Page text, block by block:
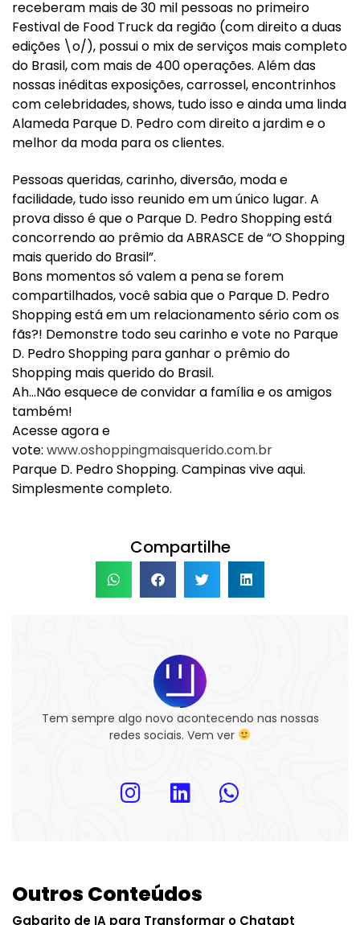
receberam mais de 30 mil pessoas no primeiro
Festival de Food Truck da região (com direito a duas
edições \o/), possui o mix de serviços mais completo
do Brasil, com mais de 400 operações. Além das
nossas inéditas exposições, carrossel, encontrinhos
com celebridades, shows, tudo isso e ainda uma linda
Alameda Parque D. Pedro com direito a jardim e o
melhor da moda para os clientes.
Pessoas queridas, carinho, diversão, moda e
facilidade, tudo isso reunido em um único lugar. A
prova disso é que o Parque D. Pedro Shopping está
concorrendo ao prêmio da ABRASCE de “O Shopping
mais querido do Brasil”.
Bons momentos só valem a pena se forem
compartilhados, você sabia que o Parque D. Pedro
Shopping está em um relacionamento sério com os
fãs?! Demonstre todo seu carinho e vote no Parque
D. Pedro Shopping para ganhar o prêmio do
Shopping mais querido do Brasil.
Ah…Não esquece de convidar a família e os amigos
também!
Acesse agora e
vote: www.oshoppingmaisquerido.com.br
Parque D. Pedro Shopping. Campinas vive aqui.
Simplesmente completo.
Compartilhe
Tem sempre algo novo acontecendo nas nossas
redes sociais. Vem ver
Outros Conteúdos
Gabarito de IA para Transformar o Chatgpt